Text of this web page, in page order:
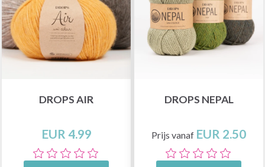
DROPS AIR
EUR 4.99
DROPS NEPAL
Prijs vanaf EUR 2.50